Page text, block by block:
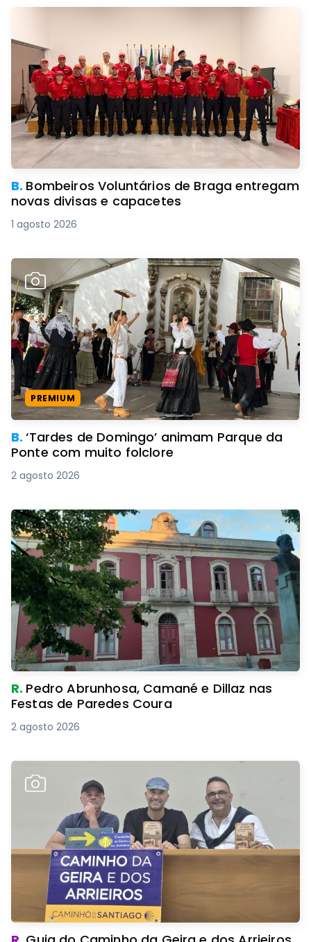
B. Bombeiros Voluntários de Braga entregam
novas divisas e capacetes
1 agosto 2026
PREMIUM
B.‘Tardes de Domingo’ animam Parque da
Ponte com muito folclore
2 agosto 2026
R. Pedro Abrunhosa, Camané e Dillaz nas
Festas de Paredes Coura
2 agosto 2026